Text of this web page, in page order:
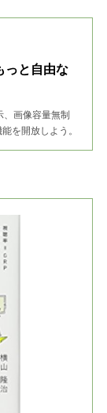
っと自由な
画像容量無制
を開放しよう。